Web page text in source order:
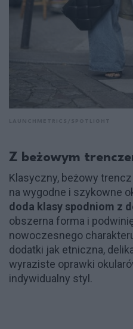
Z beżowym
Klasyczny, beżowy
na wygodne i szykowne
doda klasy spodniom z
obszerna forma i
nowoczesnego
dodatki jak etniczna,
wyraziste oprawki
indywidualny styl.